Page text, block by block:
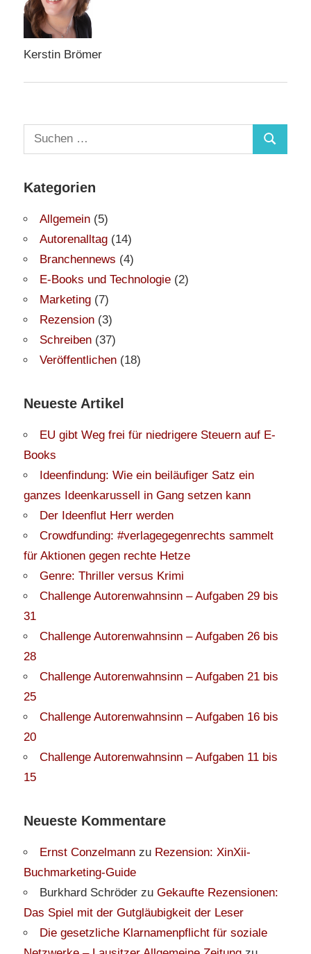
Kerstin Brömer
Suchen
nach:
Suchen
Kategorien
Allgemein (5)
Autorenalltag (14)
Branchennews (4)
E-Books und Technologie (2)
Marketing (7)
Rezension (3)
Schreiben (37)
Veröffentlichen (18)
Neueste Artikel
EU gibt Weg frei für niedrigere Steuern auf E-
Books
Ideenfindung: Wie ein beiläufiger Satz ein
ganzes Ideenkarussell in Gang setzen kann
Der Ideenflut Herr werden
Crowdfunding: #verlagegegenrechts sammelt
für Aktionen gegen rechte Hetze
Genre: Thriller versus Krimi
Challenge Autorenwahnsinn – Aufgaben 29 bis
31
Challenge Autorenwahnsinn – Aufgaben 26 bis
28
Challenge Autorenwahnsinn – Aufgaben 21 bis
25
Challenge Autorenwahnsinn – Aufgaben 16 bis
20
Challenge Autorenwahnsinn – Aufgaben 11 bis
15
Neueste Kommentare
Ernst Conzelmann zu Rezension: XinXii-
Buchmarketing-Guide
Burkhard Schröder zu Gekaufte Rezensionen:
Das Spiel mit der Gutgläubigkeit der Leser
Die gesetzliche Klarnamenpflicht für soziale